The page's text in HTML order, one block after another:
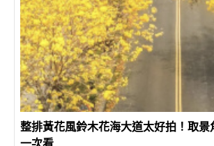
整排黃花風鈴木花海大道太好拍！取景
一次看